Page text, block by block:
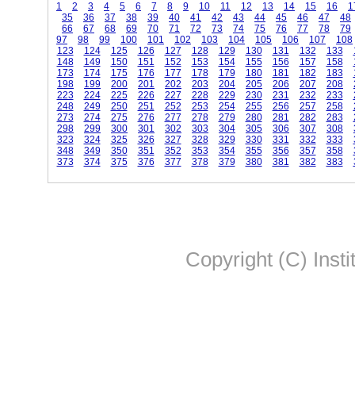
1
2 3 4 5 6 7 8 9 10 11 12 13 14 15 16
35
36 37 38 39 40 41 42 43 44 45 46 47
48
66
67 68 69 70 71 72 73 74 75 76 77 78
79
97
98 99 100 101 102 103 104 105 106 107
108
123
124 125 126 127 128 129 130 131 132 133
148
149 150 151 152 153 154 155 156 157 158
173
174 175 176 177 178 179 180 181 182 183
198
199 200 201 202 203 204 205 206 207 208
223
224 225 226 227 228 229 230 231 232 233
248
249 250 251 252 253 254 255 256 257 258
273
274 275 276 277 278 279 280 281 282 283
298
299 300 301 302 303 304 305 306 307 308
323
324 325 326 327 328 329 330 331 332 333
348
349 350 351 352 353 354 355 356 357 358
373
374 375 376 377 378 379 380 381 382 383
Copyright (C)